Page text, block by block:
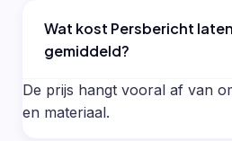
Wat kost Persbericht
gemiddeld?
De prijs hangt vooral af van
en materiaal.